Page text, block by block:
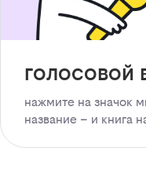
голосовой
нажмите на значок
название – и книга